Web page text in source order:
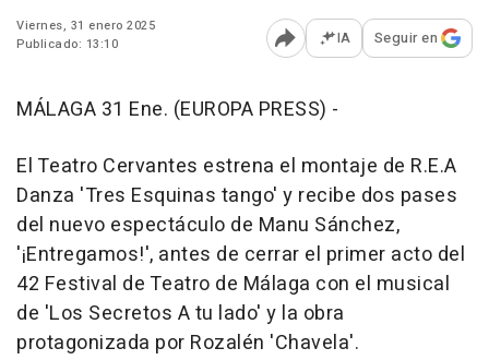
Viernes, 31 enero 2025
Publicado: 13:10
Abrir opciones para
IA Seguir en
MÁLAGA 31 Ene. (EUROPA PRESS) -
El Teatro Cervantes estrena el montaje de R.E.A
Danza 'Tres Esquinas tango' y recibe dos pases
del nuevo espectáculo de Manu Sánchez,
'¡Entregamos!', antes de cerrar el primer acto del
42 Festival de Teatro de Málaga con el musical
de 'Los Secretos A tu lado' y la obra
protagonizada por Rozalén 'Chavela'.